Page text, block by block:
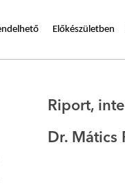
Előkészületben
Riport,
Dr. Mátics